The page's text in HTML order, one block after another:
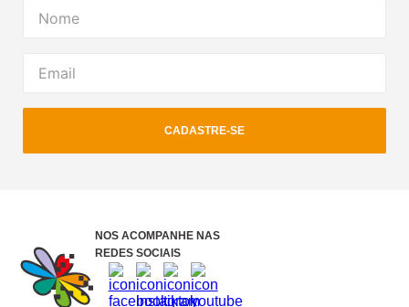
CADASTRE-SE
NOS ACOMPANHE NAS
REDES SOCIAIS